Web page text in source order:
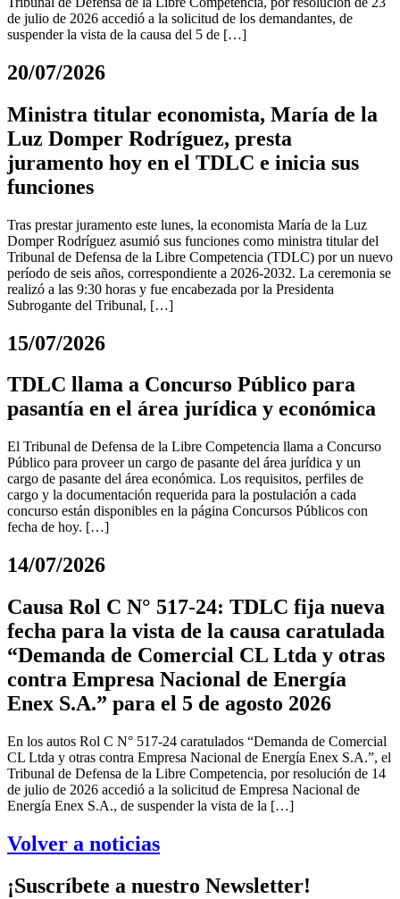
de julio de 2026 accedió a la solicitud de los demandantes, de
suspender la vista de la causa del 5 de […]
20/07/2026
Ministra titular economista, María de la
Luz Domper Rodríguez, presta
juramento hoy en el TDLC e inicia sus
funciones
Tras prestar juramento este lunes, la economista María de la Luz
Domper Rodríguez asumió sus funciones como ministra titular del
Tribunal de Defensa de la Libre Competencia (TDLC) por un nuevo
período de seis años, correspondiente a 2026-2032. La ceremonia se
realizó a las 9:30 horas y fue encabezada por la Presidenta
Subrogante del Tribunal, […]
15/07/2026
TDLC llama a Concurso Público para
pasantía en el área jurídica y económica
El Tribunal de Defensa de la Libre Competencia llama a Concurso
Público para proveer un cargo de pasante del área jurídica y un
cargo de pasante del área económica. Los requisitos, perfiles de
cargo y la documentación requerida para la postulación a cada
concurso están disponibles en la página Concursos Públicos con
fecha de hoy. […]
14/07/2026
Causa Rol C N° 517-24: TDLC fija nueva
fecha para la vista de la causa caratulada
“Demanda de Comercial CL Ltda y otras
contra Empresa Nacional de Energía
Enex S.A.” para el 5 de agosto 2026
En los autos Rol C N° 517-24 caratulados “Demanda de Comercial
CL Ltda y otras contra Empresa Nacional de Energía Enex S.A.”, el
Tribunal de Defensa de la Libre Competencia, por resolución de 14
de julio de 2026 accedió a la solicitud de Empresa Nacional de
Energía Enex S.A., de suspender la vista de la […]
Volver a noticias
¡Suscríbete a nuestro Newsletter!